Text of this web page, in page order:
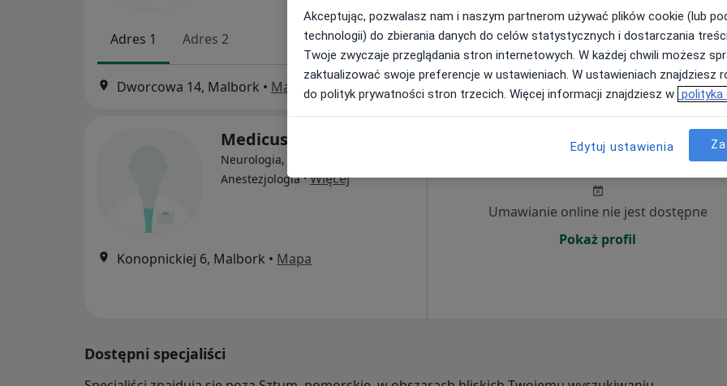
Adres 1 Adres 2
Dworcowa 14, Malbork • Mapa
Pokaż profil
Medicus
Neurologia, Chirurgia,
Anestezjologia·Więcej
Konopnickiej 6, Malbork • Mapa
Jutro
8 Sie
Ndz,
9 Sie
Pon,
Umawianie online nie jest dostępne
Pokaż profil
Dostępni specjaliści
Akceptując, pozwalasz nam i naszym partnerom używać plików cookie (lub
technologii) do zbierania danych do celów statystycznych i dostarczania
Twoje zwyczaje przeglądania stron internetowych. W każdej chwili możesz
zaktualizować swoje preferencje w ustawieniach. W ustawieniach znajdziesz
do polityk prywatności stron trzecich. Więcej informacji znajdziesz w polityka
Edytuj ustawienia